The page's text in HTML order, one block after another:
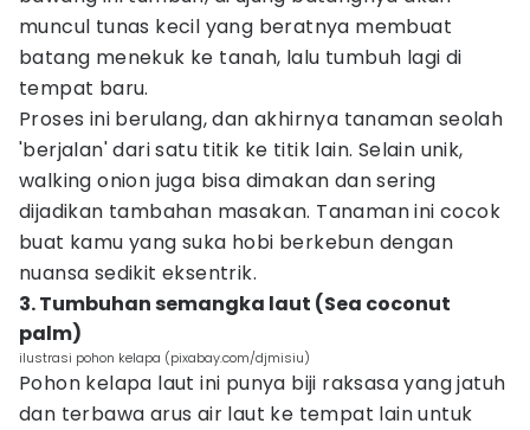
muncul tunas kecil yang beratnya membuat
batang menekuk ke tanah, lalu tumbuh lagi di
tempat baru.
Proses ini berulang, dan akhirnya tanaman seolah
'berjalan' dari satu titik ke titik lain. Selain unik,
walking onion juga bisa dimakan dan sering
dijadikan tambahan masakan. Tanaman ini cocok
buat kamu yang suka hobi berkebun dengan
nuansa sedikit eksentrik.
3. Tumbuhan semangka laut (Sea coconut
palm)
ilustrasi pohon kelapa (pixabay.com/djmisiu)
Pohon kelapa laut ini punya biji raksasa yang jatuh
dan terbawa arus air laut ke tempat lain untuk